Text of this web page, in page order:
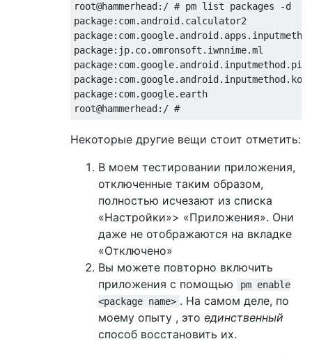
root@hammerhead:/ # pm list packages -d
package:com.android.calculator2
package:jp.co.omronsoft.iwnnime.ml
package:com.google.earth
Некоторые другие вещи стоит отметить:
В моем тестировании приложения,
отключенные таким образом,
полностью исчезают из списка
«Настройки»> «Приложения». Они
даже не отображаются на вкладке
«Отключено»
Вы можете повторно включить
приложения с помощью
pm enable
<package name> . На самом деле, по
моему опыту , это единственный
способ восстановить их.